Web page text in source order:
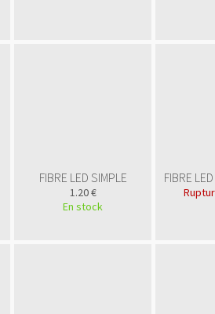
FIBRE LED SIMPLE
1.20 €
En stock
FIBRE